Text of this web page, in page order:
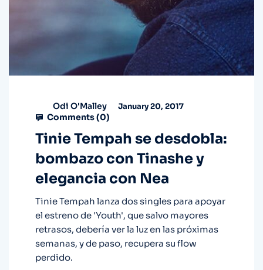
Odi O'Malley January 20, 2017
Comments (0)
Tinie Tempah se desdobla:
bombazo con Tinashe y
elegancia con Nea
Tinie Tempah lanza dos singles para apoyar
el estreno de 'Youth', que salvo mayores
retrasos, debería ver la luz en las próximas
semanas, y de paso, recupera su flow
perdido.